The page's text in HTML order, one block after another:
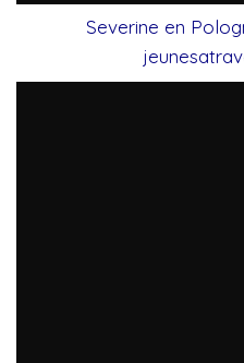
Severine en